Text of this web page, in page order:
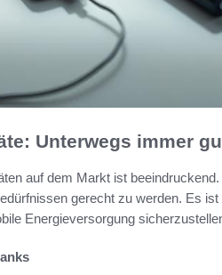
Unterwegs immer
auf dem Markt ist
gerecht zu werden. Es
Energieversorgung